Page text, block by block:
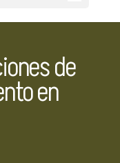
de
en